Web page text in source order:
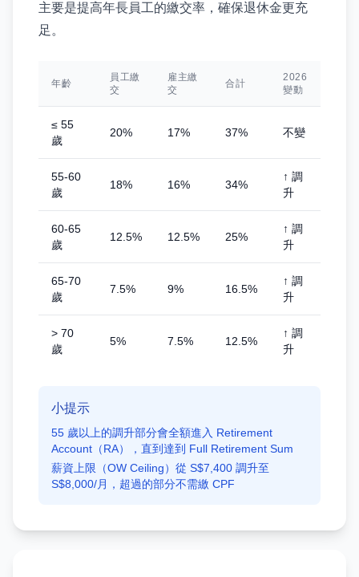
主要是提高年長員工的繳交率，確保退休金更充
足。
年齡
員工繳
交
雇主繳
交
合計
2026
變動
≤ 55
歲
20% 17% 37% 不變
55-60
歲
18% 16% 34%
↑ 調
升
60-65
歲
12.5% 12.5% 25%
↑ 調
升
65-70
歲
7.5% 9% 16.5%
↑ 調
升
> 70
歲
5% 7.5% 12.5%
↑ 調
升
小提示
55 歲以上的調升部分會全額進入 Retirement
Account（RA），直到達到 Full Retirement Sum
薪資上限（OW Ceiling）從 S$7,400 調升至
S$8,000/月，超過的部分不需繳 CPF